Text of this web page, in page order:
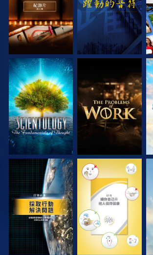
探索系列節目 探索系列節目
觀看 觀看